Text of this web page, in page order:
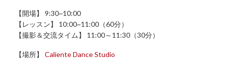
【開場】 9:30~10:00
【レッスン】 10:00~11:00（60分）
【撮影＆交流タイム】 11:00～11:30（30分）
【場所】
Caliente Dance Studio